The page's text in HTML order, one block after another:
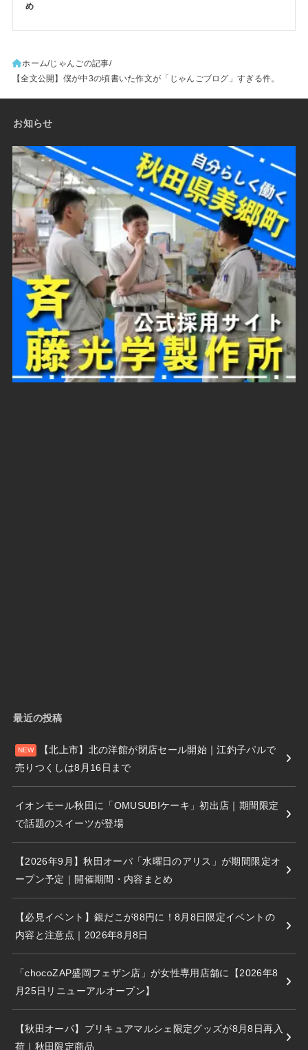
め
ホーム じゃんごの記事
【全文公開】僕が中3の頃書いた作文が「じゃんごブログ」すぎる件。
お知らせ
最近の投稿
【北上市】北の洋館が閉店セール開始｜江釣子パルで
売りつくしは8月16日まで
イオンモール秋田に「OMUSUBIケーキ」初出店｜期間限定
で話題のスイーツが登場
【2026年9月】秋田オーパ「水曜日のアリス」が期間限定オ
ープン予定｜開催期間・内容まとめ
【必見イベント】銀だこが88円に！8月8日限定イベントの
内容と注意点｜2026年8月8日
「chocoZAP盛岡フェザン店」が女性専用店舗に【2026年8
月25日リニューアルオープン】
【秋田オーパ】プリキュアマルシェ限定グッズが8月8日再入
荷｜秋田限定商品